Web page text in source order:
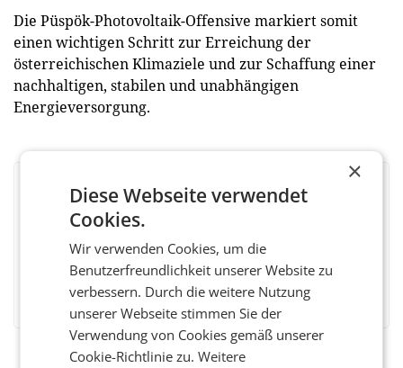
Die Püspök-Photovoltaik-Offensive markiert somit
einen wichtigen Schritt zur Erreichung der
österreichischen Klimaziele und zur Schaffung einer
nachhaltigen, stabilen und unabhängigen
Energieversorgung.
BEWERTEN SIE DIESEN ARTIKEL
×
Diese Webseite verwendet
Cookies.
Wir verwenden Cookies, um die
Benutzerfreundlichkeit unserer Website zu
verbessern. Durch die weitere Nutzung
unserer Webseite stimmen Sie der
Verwendung von Cookies gemäß unserer
Cookie-Richtlinie zu.Weitere